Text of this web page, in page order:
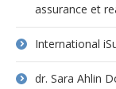
assurance et
International
dr. Sara Ahlin